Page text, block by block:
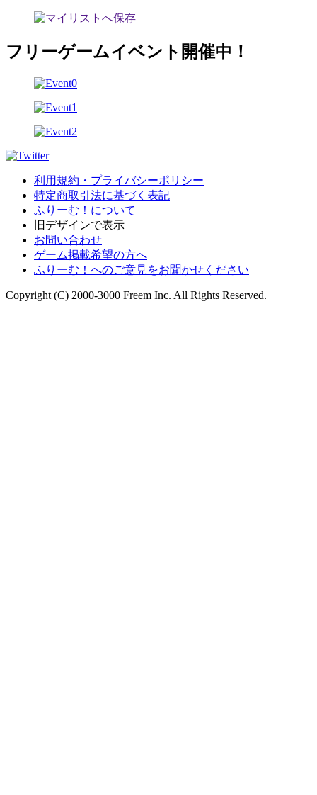
フリーゲームイベント開催中！
利用規約・プライバシーポリシー
特定商取引法に基づく表記
ふりーむ！について
旧デザインで表示
お問い合わせ
ゲーム掲載希望の方へ
ふりーむ！へのご意見をお聞かせください
Copyright (C) 2000-3000 Freem Inc. All Rights Reserved.